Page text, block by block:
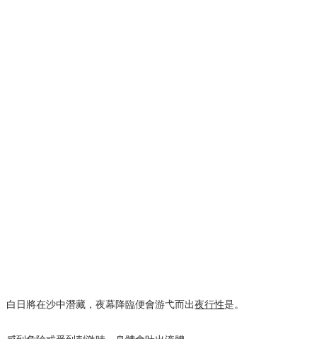
白日將在沙中潛藏，夜幕降臨便會游弋而出夜行性是。